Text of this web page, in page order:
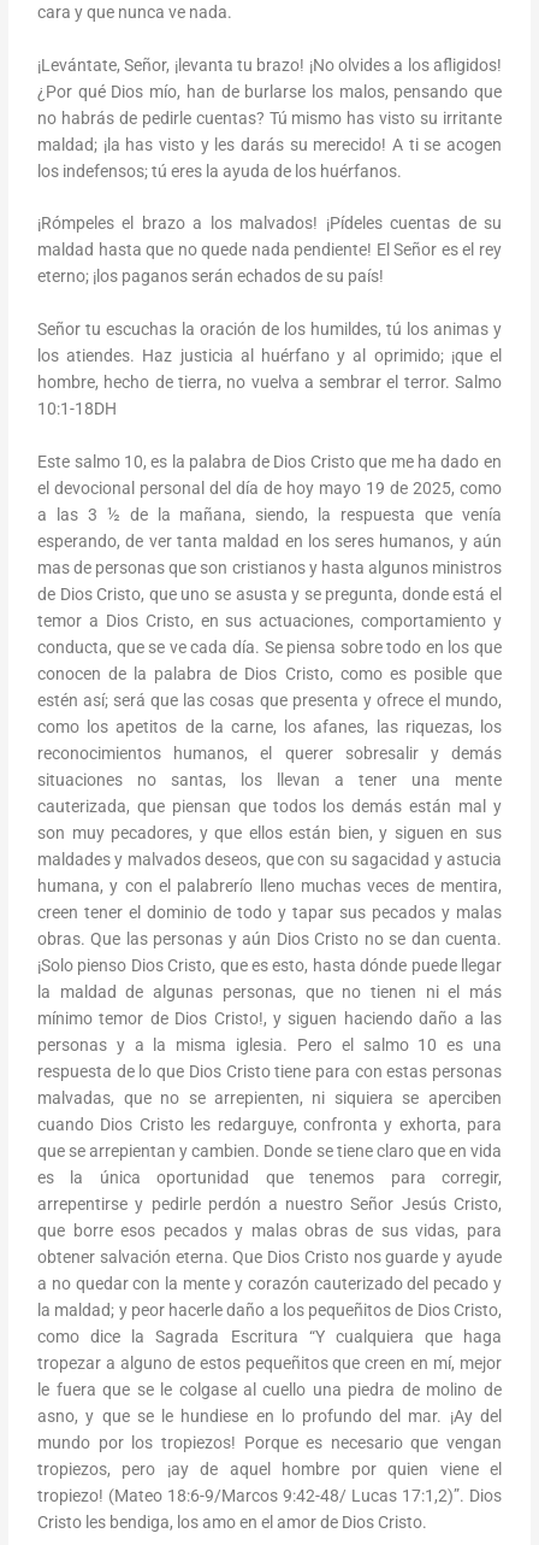
cara y que nunca ve nada.
¡Levántate, Señor, ¡levanta tu brazo! ¡No olvides a los afligidos!
¿Por qué Dios mío, han de burlarse los malos, pensando que
no habrás de pedirle cuentas? Tú mismo has visto su irritante
maldad; ¡la has visto y les darás su merecido! A ti se acogen
los indefensos; tú eres la ayuda de los huérfanos.
¡Rómpeles el brazo a los malvados! ¡Pídeles cuentas de su
maldad hasta que no quede nada pendiente! El Señor es el rey
eterno; ¡los paganos serán echados de su país!
Señor tu escuchas la oración de los humildes, tú los animas y
los atiendes. Haz justicia al huérfano y al oprimido; ¡que el
hombre, hecho de tierra, no vuelva a sembrar el terror. Salmo
10:1-18DH
Este salmo 10, es la palabra de Dios Cristo que me ha dado en
el devocional personal del día de hoy mayo 19 de 2025, como
a las 3 ½ de la mañana, siendo, la respuesta que venía
esperando, de ver tanta maldad en los seres humanos, y aún
mas de personas que son cristianos y hasta algunos ministros
de Dios Cristo, que uno se asusta y se pregunta, donde está el
temor a Dios Cristo, en sus actuaciones, comportamiento y
conducta, que se ve cada día. Se piensa sobre todo en los que
conocen de la palabra de Dios Cristo, como es posible que
estén así; será que las cosas que presenta y ofrece el mundo,
como los apetitos de la carne, los afanes, las riquezas, los
reconocimientos humanos, el querer sobresalir y demás
situaciones no santas, los llevan a tener una mente
cauterizada, que piensan que todos los demás están mal y
son muy pecadores, y que ellos están bien, y siguen en sus
maldades y malvados deseos, que con su sagacidad y astucia
humana, y con el palabrerío lleno muchas veces de mentira,
creen tener el dominio de todo y tapar sus pecados y malas
obras. Que las personas y aún Dios Cristo no se dan cuenta.
¡Solo pienso Dios Cristo, que es esto, hasta dónde puede llegar
la maldad de algunas personas, que no tienen ni el más
mínimo temor de Dios Cristo!, y siguen haciendo daño a las
personas y a la misma iglesia. Pero el salmo 10 es una
respuesta de lo que Dios Cristo tiene para con estas personas
malvadas, que no se arrepienten, ni siquiera se aperciben
cuando Dios Cristo les redarguye, confronta y exhorta, para
que se arrepientan y cambien. Donde se tiene claro que en vida
es la única oportunidad que tenemos para corregir,
arrepentirse y pedirle perdón a nuestro Señor Jesús Cristo,
que borre esos pecados y malas obras de sus vidas, para
obtener salvación eterna. Que Dios Cristo nos guarde y ayude
a no quedar con la mente y corazón cauterizado del pecado y
la maldad; y peor hacerle daño a los pequeñitos de Dios Cristo,
como dice la Sagrada Escritura “Y cualquiera que haga
tropezar a alguno de estos pequeñitos que creen en mí, mejor
le fuera que se le colgase al cuello una piedra de molino de
asno, y que se le hundiese en lo profundo del mar. ¡Ay del
mundo por los tropiezos! Porque es necesario que vengan
tropiezos, pero ¡ay de aquel hombre por quien viene el
tropiezo! (Mateo 18:6-9/Marcos 9:42-48/ Lucas 17:1,2)”. Dios
Cristo les bendiga, los amo en el amor de Dios Cristo.